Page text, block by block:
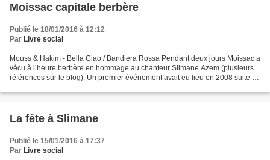
Moissac capitale berbère
Publié le 18/01/2016 à 12:12
Par Livre social
Mouss & Hakim - Bella Ciao / Bandiera Rossa Pendant deux jours Moissac a
vécu à l’heure berbère en hommage au chanteur Slimane Azem (plusieurs
références sur le blog). Un premier événement avait eu lieu en 2008 suite à
La fête à Slimane
Publié le 15/01/2016 à 17:37
Par Livre social